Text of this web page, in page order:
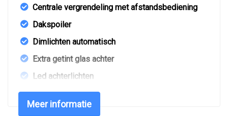
Centrale vergrendeling met afstandsbediening
Dakspoiler
Dimlichten automatisch
Extra getint glas achter
Led achterlichten
Led dagrijverlichting
Lichtmetalen velgen 16"
Meer informatie